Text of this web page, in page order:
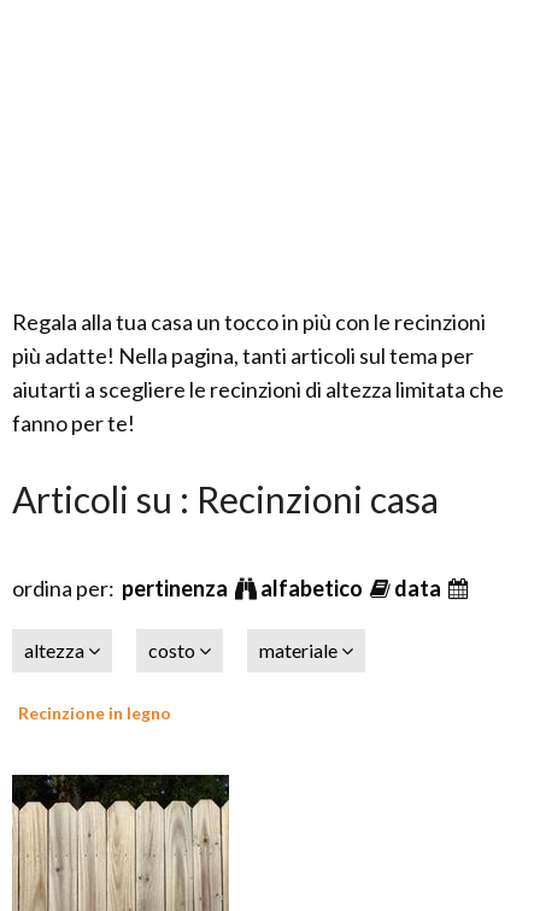
Regala alla tua casa un tocco in più con le recinzioni
più adatte! Nella pagina, tanti articoli sul tema per
aiutarti a scegliere le recinzioni di altezza limitata che
fanno per te!
Articoli su : Recinzioni casa
ordina per: pertinenza alfabetico data
altezza costo materiale
Recinzione in legno